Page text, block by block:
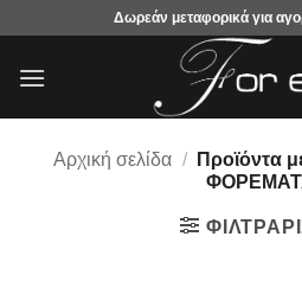
περιεχόμενο
Δωρεάν μεταφορικά για
Αρχική σελίδα /
Προϊόντα